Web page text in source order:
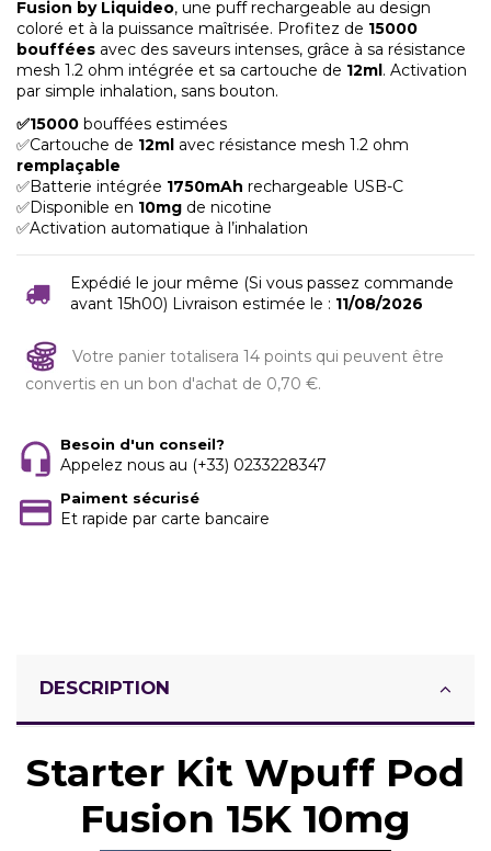
Fusion by Liquideo, une puff rechargeable au design
coloré et à la puissance maîtrisée. Profitez de 15000
bouffées avec des saveurs intenses, grâce à sa résistance
mesh 1.2 ohm intégrée et sa cartouche de 12ml. Activation
par simple inhalation, sans bouton.
✅15000 bouffées estimées
✅Cartouche de 12ml avec résistance mesh 1.2 ohm
remplaçable
✅Batterie intégrée 1750mAh rechargeable USB-C
✅Disponible en 10mg de nicotine
✅Activation automatique à l’inhalation
Expédié le jour même (Si vous passez commande
avant 15h00) Livraison estimée le : 11/08/2026
Votre panier totalisera 14 points qui peuvent être
convertis en un bon d'achat de 0,70 €.
Besoin d'un conseil?
Appelez nous au (+33) 0233228347
Paiment sécurisé
Et rapide par carte bancaire
DESCRIPTION
Starter Kit Wpuff Pod
Fusion 15K 10mg